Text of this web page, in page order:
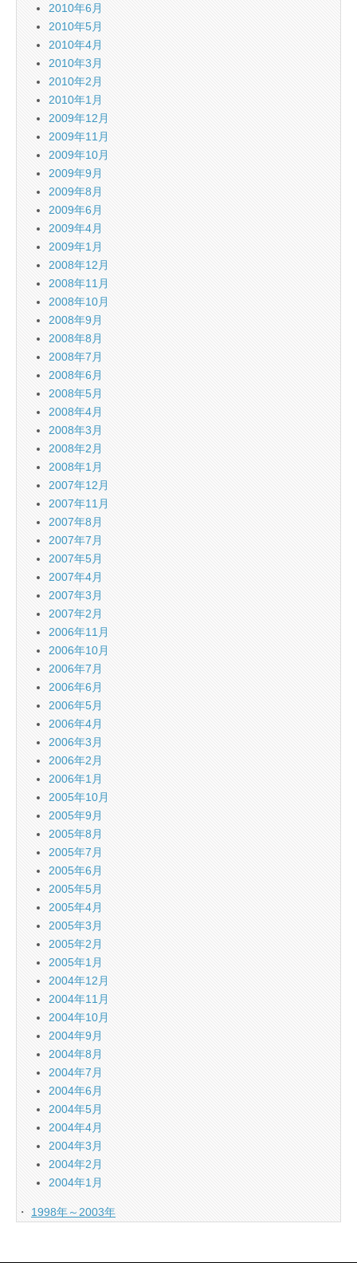
2010年6月
2010年5月
2010年4月
2010年3月
2010年2月
2010年1月
2009年12月
2009年11月
2009年10月
2009年9月
2009年8月
2009年6月
2009年4月
2009年1月
2008年12月
2008年11月
2008年10月
2008年9月
2008年8月
2008年7月
2008年6月
2008年5月
2008年4月
2008年3月
2008年2月
2008年1月
2007年12月
2007年11月
2007年8月
2007年7月
2007年5月
2007年4月
2007年3月
2007年2月
2006年11月
2006年10月
2006年7月
2006年6月
2006年5月
2006年4月
2006年3月
2006年2月
2006年1月
2005年10月
2005年9月
2005年8月
2005年7月
2005年6月
2005年5月
2005年4月
2005年3月
2005年2月
2005年1月
2004年12月
2004年11月
2004年10月
2004年9月
2004年8月
2004年7月
2004年6月
2004年5月
2004年4月
2004年3月
2004年2月
2004年1月
・ 1998年～2003年